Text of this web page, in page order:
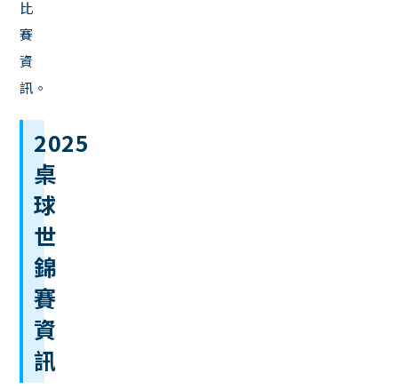
比
賽
資
訊。
2025
桌
球
世
錦
賽
資
訊